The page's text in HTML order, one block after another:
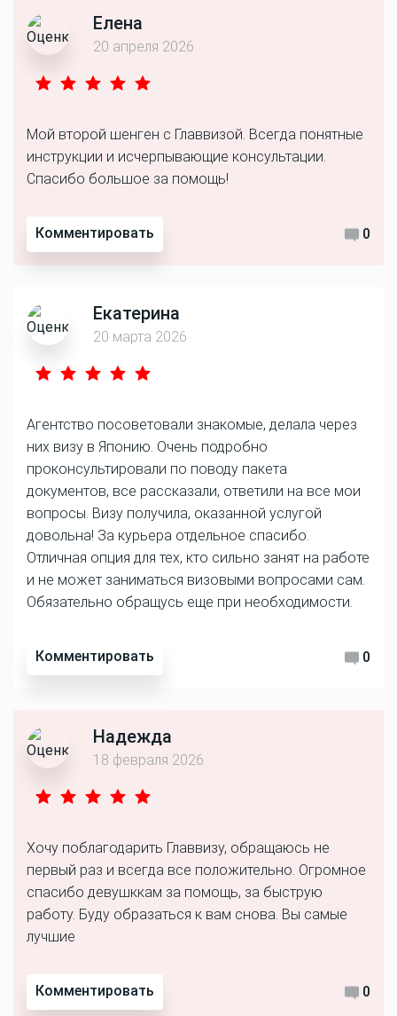
Елена
20 апреля 2026
Мой второй шенген с Главвизой. Всегда понятные
инструкции и исчерпывающие консультации.
Спасибо большое за помощь!
Комментировать 0
Екатерина
20 марта 2026
Агентство посоветовали знакомые, делала через
них визу в Японию. Очень подробно
проконсультировали по поводу пакета
документов, все рассказали, ответили на все мои
вопросы. Визу получила, оказанной услугой
довольна! За курьера отдельное спасибо.
Отличная опция для тех, кто сильно занят на работе
и не может заниматься визовыми вопросами сам.
Обязательно обращусь еще при необходимости.
Комментировать 0
Надежда
18 февраля 2026
Хочу поблагодарить Главвизу, обращаюсь не
первый раз и всегда все положительно. Огромное
спасибо девушккам за помощь, за быструю
работу. Буду образаться к вам снова. Вы самые
лучшие
Комментировать 0